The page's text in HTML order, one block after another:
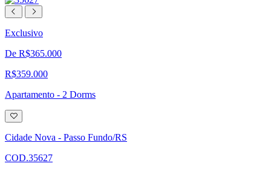
Exclusivo
De R$365.000
R$359.000
Apartamento - 2 Dorms
Adicionar
à
lista
de
Cidade Nova - Passo Fundo/RS
COD.35627